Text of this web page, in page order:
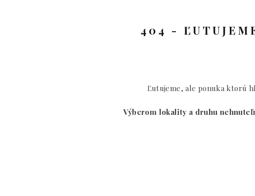
404 -
Ľutujeme, ale ponuka ktorú
Výberom lokality a druhu